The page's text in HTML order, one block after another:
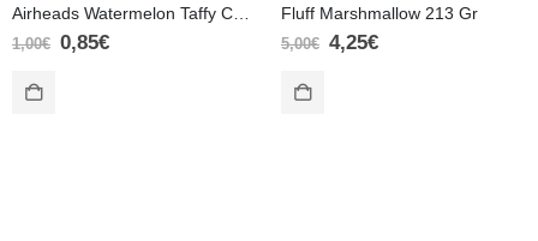
Airheads Watermelon Taffy Candy – 15,6 gr
1,00€ 0,85€
Fluff Marshmallow 213 Gr
5,00€ 4,25€